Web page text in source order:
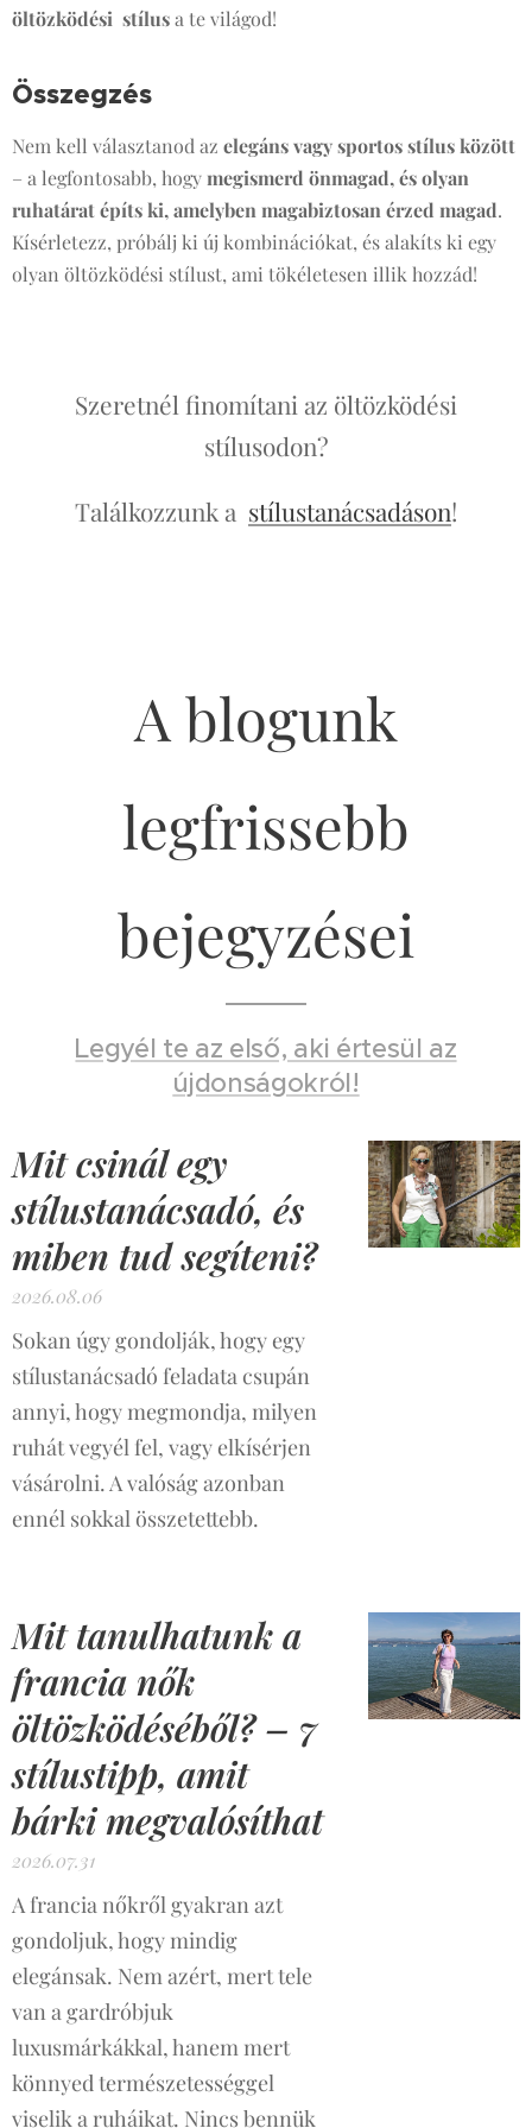
öltözködési stílusa te világod!
Összegzés
Nem kell választanod az elegáns vagy sportos stílus között
– a legfontosabb, hogymegismerd önmagad, és olyan
ruhatárat építs ki, amelyben magabiztosan érzed magad.
Kísérletezz, próbálj ki új kombinációkat, és alakíts ki egy
olyan öltözködési stílust, ami tökéletesen illik hozzád! 💖
Szeretnél finomítani az öltözködési
stílusodon?
Találkozzunk a stílustanácsadáson!
A blogunk
legfrissebb
bejegyzései
Legyél te az első, aki értesül az
újdonságokról!
Mit csinál egy
stílustanácsadó, és
miben tud segíteni?
2026.08.06
Sokan úgy gondolják, hogy egy
stílustanácsadó feladata csupán
annyi, hogy megmondja, milyen
ruhát vegyél fel, vagy elkísérjen
vásárolni. A valóság azonban
ennél sokkal összetettebb.
Mit tanulhatunk a
francia nők
öltözködéséből? – 7
stílustipp, amit
bárki megvalósíthat
2026.07.31
A francia nőkről gyakran azt
gondoljuk, hogy mindig
elegánsak. Nem azért, mert tele
van a gardróbjuk
luxusmárkákkal, hanem mert
könnyed természetességgel
viselik a ruháikat. Nincs bennük